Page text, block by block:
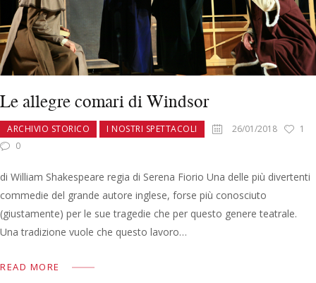
Le allegre comari di Windsor
ARCHIVIO STORICO I NOSTRI SPETTACOLI 26/01/2018
1
0
di William Shakespeare regia di Serena Fiorio Una delle più divertenti
commedie del grande autore inglese, forse più conosciuto
(giustamente) per le sue tragedie che per questo genere teatrale.
Una tradizione vuole che questo lavoro…
READ MORE